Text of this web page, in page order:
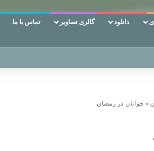
دانلود گالری تصاویر تماس با ما
» جوانان در رمضان